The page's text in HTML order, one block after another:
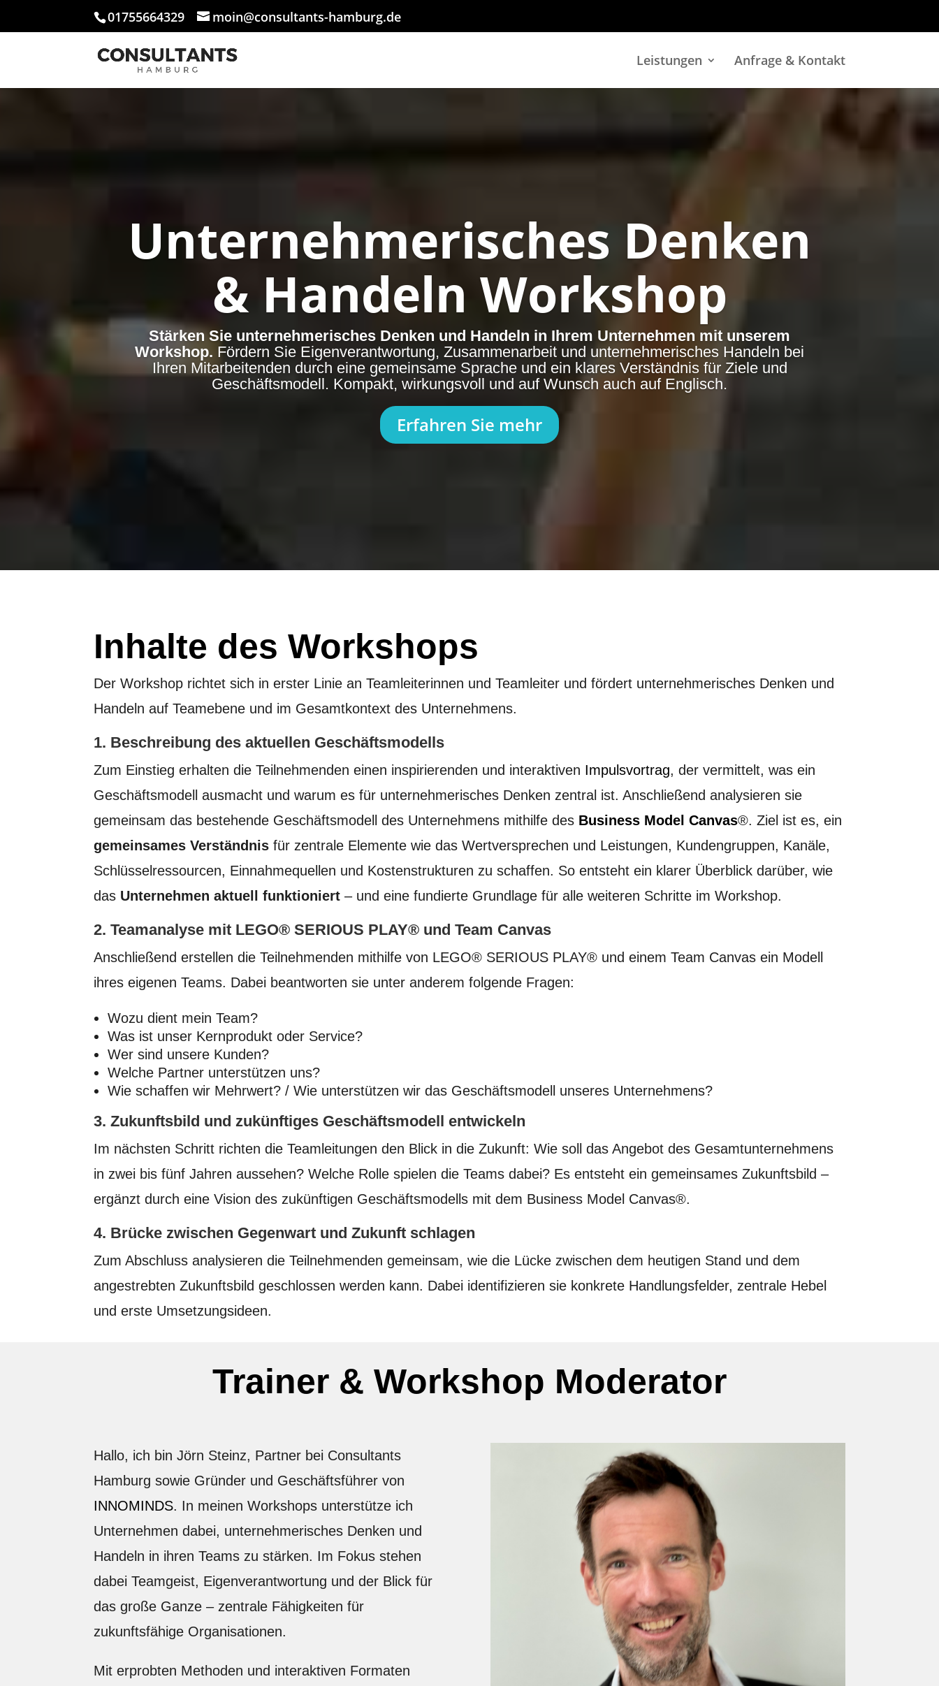
01755664329 moin@consultants-hamburg.de
Leistungen Anfrage & Kontakt
Unternehmerisches Denken
& Handeln Workshop
Stärken Sie unternehmerisches Denken und Handeln in Ihrem Unternehmen mit unserem
Workshop. Fördern Sie Eigenverantwortung, Zusammenarbeit und unternehmerisches Handeln bei
Ihren Mitarbeitenden durch eine gemeinsame Sprache und ein klares Verständnis für Ziele und
Geschäftsmodell. Kompakt, wirkungsvoll und auf Wunsch auch auf Englisch.
Erfahren Sie mehr
Inhalte des Workshops
Der Workshop richtet sich in erster Linie an Teamleiterinnen und Teamleiter und fördert unternehmerisches Denken und
Handeln auf Teamebene und im Gesamtkontext des Unternehmens.
1. Beschreibung des aktuellen Geschäftsmodells
Zum Einstieg erhalten die Teilnehmenden einen inspirierenden und interaktiven Impulsvortrag, der vermittelt, was ein
Geschäftsmodell ausmacht und warum es für unternehmerisches Denken zentral ist. Anschließend analysieren sie
gemeinsam das bestehende Geschäftsmodell des Unternehmens mithilfe des Business Model Canvas®. Ziel ist es, ein
gemeinsames Verständnis für zentrale Elemente wie das Wertversprechen und Leistungen, Kundengruppen, Kanäle,
Schlüsselressourcen, Einnahmequellen und Kostenstrukturen zu schaffen. So entsteht ein klarer Überblick darüber, wie
das Unternehmen aktuell funktioniert – und eine fundierte Grundlage für alle weiteren Schritte im Workshop.
2. Teamanalyse mit LEGO® SERIOUS PLAY® und Team Canvas
Anschließend erstellen die Teilnehmenden mithilfe von LEGO® SERIOUS PLAY® und einem Team Canvas ein Modell
ihres eigenen Teams. Dabei beantworten sie unter anderem folgende Fragen:
Wozu dient mein Team?
Was ist unser Kernprodukt oder Service?
Wer sind unsere Kunden?
Welche Partner unterstützen uns?
Wie schaffen wir Mehrwert? / Wie unterstützen wir das Geschäftsmodell unseres Unternehmens?
3. Zukunftsbild und zukünftiges Geschäftsmodell entwickeln
Im nächsten Schritt richten die Teamleitungen den Blick in die Zukunft: Wie soll das Angebot des Gesamtunternehmens
in zwei bis fünf Jahren aussehen? Welche Rolle spielen die Teams dabei? Es entsteht ein gemeinsames Zukunftsbild –
ergänzt durch eine Vision des zukünftigen Geschäftsmodells mit dem Business Model Canvas®.
4. Brücke zwischen Gegenwart und Zukunft schlagen
Zum Abschluss analysieren die Teilnehmenden gemeinsam, wie die Lücke zwischen dem heutigen Stand und dem
angestrebten Zukunftsbild geschlossen werden kann. Dabei identifizieren sie konkrete Handlungsfelder, zentrale Hebel
und erste Umsetzungsideen.
Trainer & Workshop Moderator
Hallo, ich bin Jörn Steinz, Partner bei Consultants
Hamburg sowie Gründer und Geschäftsführer von
INNOMINDS. In meinen Workshops unterstütze ich
Unternehmen dabei, unternehmerisches Denken und
Handeln in ihren Teams zu stärken. Im Fokus stehen
dabei Teamgeist, Eigenverantwortung und der Blick für
das große Ganze – zentrale Fähigkeiten für
zukunftsfähige Organisationen.
Mit erprobten Methoden und interaktiven Formaten